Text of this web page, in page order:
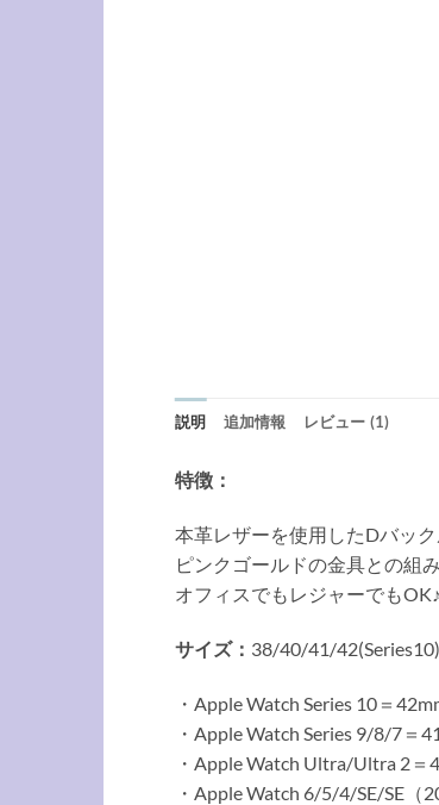
説明 追加情報 レビュー (1)
特徴：
本革レザーを使用したDバッ
ピンクゴールドの金具との組
オフィスでもレジャーでも
サイズ： 38/40/41/
・Apple Watch Series 10＝
・Apple Watch Series 9/8/7＝
・Apple Watch Ultra/Ultra 2＝
・Apple Watch 6/5/4/SE/SE（